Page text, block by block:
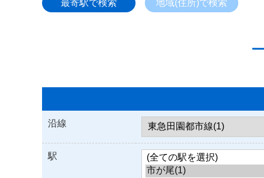
最寄駅で検索 地域(住所)で検索
沿線
駅